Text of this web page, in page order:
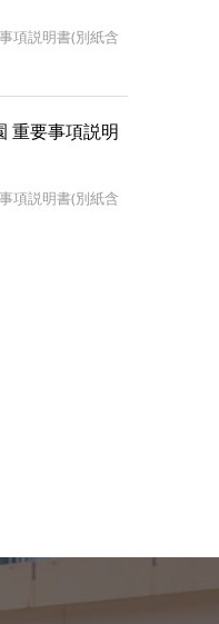
項説明書(別紙含
重要事項説明
項説明書(別紙含